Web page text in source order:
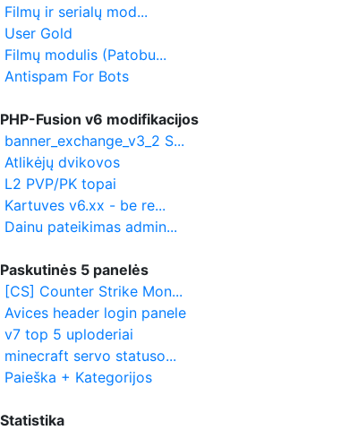
Filmų ir serialų mod...
User Gold
Filmų modulis (Patobu...
Antispam For Bots
PHP-Fusion v6 modifikacijos
banner_exchange_v3_2 S...
Atlikėjų dvikovos
L2 PVP/PK topai
Kartuves v6.xx - be re...
Dainu pateikimas admin...
Paskutinės 5 panelės
[CS] Counter Strike Mon...
Avices header login panele
v7 top 5 uploderiai
minecraft servo statuso...
Paieška + Kategorijos
Statistika